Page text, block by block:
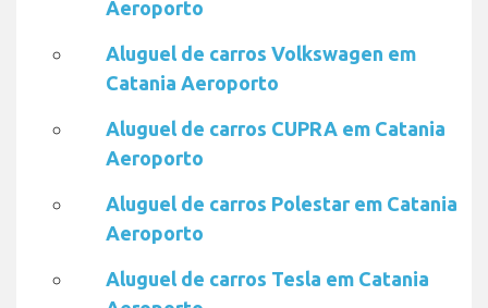
Aeroporto
Aluguel de carros Volkswagen em
Catania Aeroporto
Aluguel de carros CUPRA em Catania
Aeroporto
Aluguel de carros Polestar em Catania
Aeroporto
Aluguel de carros Tesla em Catania